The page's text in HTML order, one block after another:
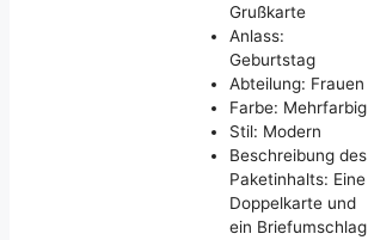
Grußkarte
Anlass:
Geburtstag
Abteilung: Frauen
Farbe: Mehrfarbig
Stil: Modern
Beschreibung des
Paketinhalts: Eine
Doppelkarte und
ein Briefumschlag